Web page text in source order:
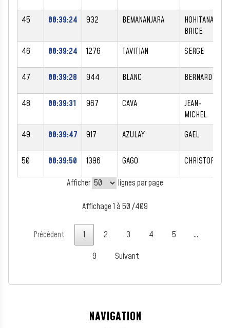
45 00:39:24 932 BEMANANJARA
HOHITANAO-
BRICE
46
00:39:24 1276 TAVITIAN SERGE
47 00:39:28 944 BLANC BERNARD
48 00:39:31 967 CAVA
JEAN-
MICHEL
49
00:39:47 917 AZULAY GAEL
50 00:39:50 1396 GAGO
CHRISTOPHE
Afficher
lignes par page
Affichage 1 à 50 /409
Précédent 1 2 3 4 5
…
9
Suivant
NAVIGATION